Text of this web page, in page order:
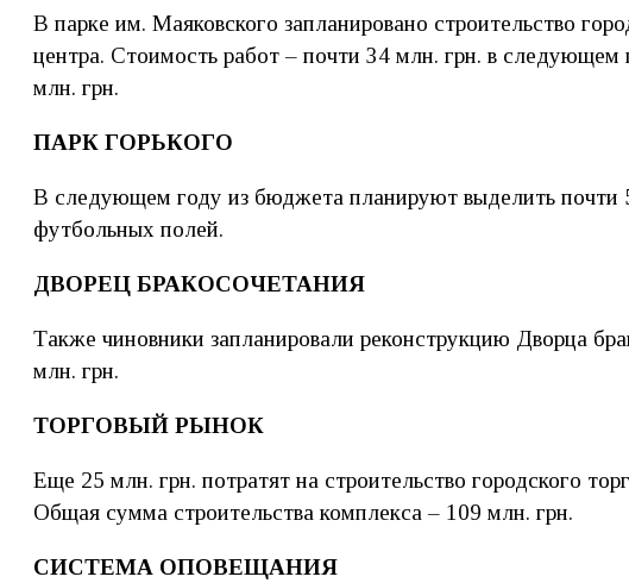
В парке им. Маяковского запланировано строительство
центра. Стоимость работ – почти 34 млн. грн. в
млн. грн.
ПАРК ГОРЬКОГО
В следующем году из бюджета планируют выделить почти
футбольных полей.
ДВОРЕЦ БРАКОСОЧЕТАНИЯ
Также чиновники запланировали реконструкцию Дворца
млн. грн.
ТОРГОВЫЙ РЫНОК
Еще 25 млн. грн. потратят на строительство городского
Общая сумма строительства комплекса – 109 млн. грн.
СИСТЕМА ОПОВЕЩАНИЯ